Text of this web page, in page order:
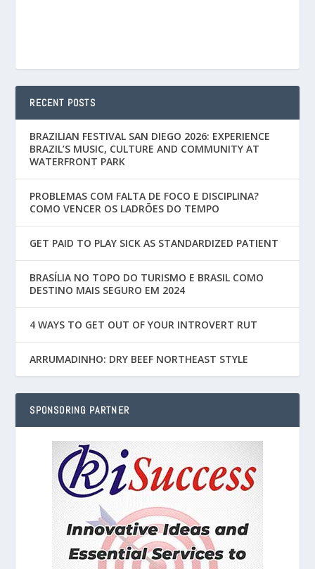
RECENT POSTS
BRAZILIAN FESTIVAL SAN DIEGO 2026: EXPERIENCE
BRAZIL’S MUSIC, CULTURE AND COMMUNITY AT
WATERFRONT PARK
PROBLEMAS COM FALTA DE FOCO E DISCIPLINA?
COMO VENCER OS LADRÕES DO TEMPO
GET PAID TO PLAY SICK AS STANDARDIZED PATIENT
BRASÍLIA NO TOPO DO TURISMO E BRASIL COMO
DESTINO MAIS SEGURO EM 2024
4 WAYS TO GET OUT OF YOUR INTROVERT RUT
ARRUMADINHO: DRY BEEF NORTHEAST STYLE
SPONSORING PARTNER